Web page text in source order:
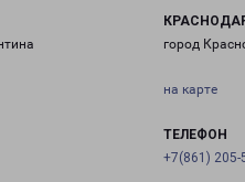
город
на карте
ТЕЛЕФОН
+7(861) 205-